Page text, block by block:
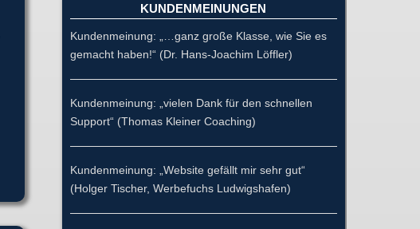
KUNDENMEINUNGEN
Kundenmeinung: „…ganz große Klasse, wie Sie es
gemacht haben!“ (Dr. Hans-Joachim Löffler)
Kundenmeinung: „vielen Dank für den schnellen
Support“ (Thomas Kleiner Coaching)
Kundenmeinung: „Website gefällt mir sehr gut“
(Holger Tischer, Werbefuchs Ludwigshafen)